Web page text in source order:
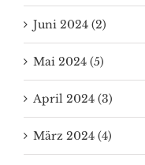
Juni 2024 (2)
Mai 2024 (5)
April 2024 (3)
März 2024 (4)